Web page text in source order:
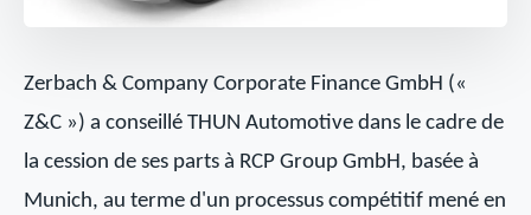
Zerbach & Company Corporate Finance GmbH («
Z&C ») a conseillé THUN Automotive dans le cadre de
la cession de ses parts à RCP Group GmbH, basée à
Munich, au terme d'un processus compétitif mené en